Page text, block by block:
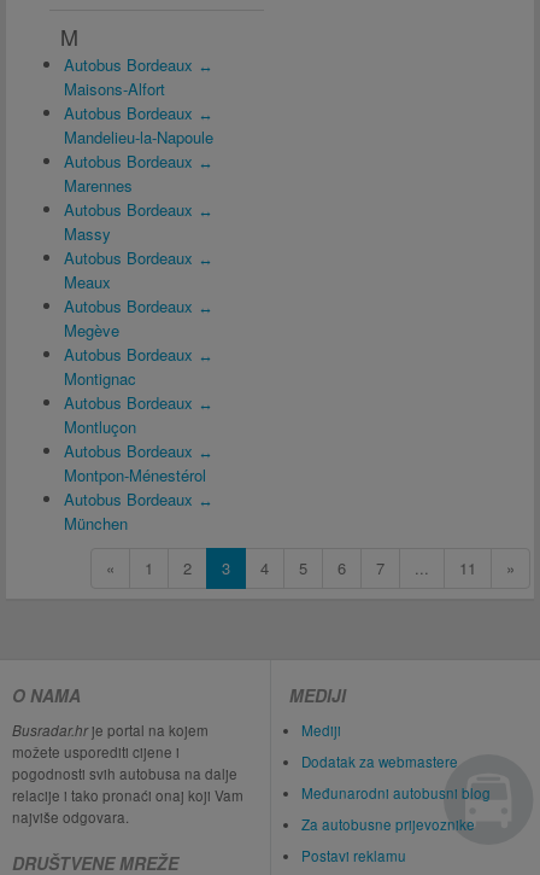
M
Autobus Bordeaux ↔
Maisons-Alfort
Autobus Bordeaux ↔
Mandelieu-la-Napoule
Autobus Bordeaux ↔
Marennes
Autobus Bordeaux ↔
Massy
Autobus Bordeaux ↔
Meaux
Autobus Bordeaux ↔
Megève
Autobus Bordeaux ↔
Montignac
Autobus Bordeaux ↔
Montluçon
Autobus Bordeaux ↔
Montpon-Ménestérol
Autobus Bordeaux ↔
München
« 1 2 3 4 5 6 7 ... 11 »
O NAMA
Busradar.hrje portal na kojem
možete usporediti cijene i
pogodnosti svih autobusa na dalje
relacije i tako pronaći onaj koji Vam
najviše odgovara.
DRUŠTVENE MREŽE
MEDIJI
Mediji
Dodatak za webmastere
Međunarodni autobusni blog
Za autobusne prijevoznike
Postavi reklamu